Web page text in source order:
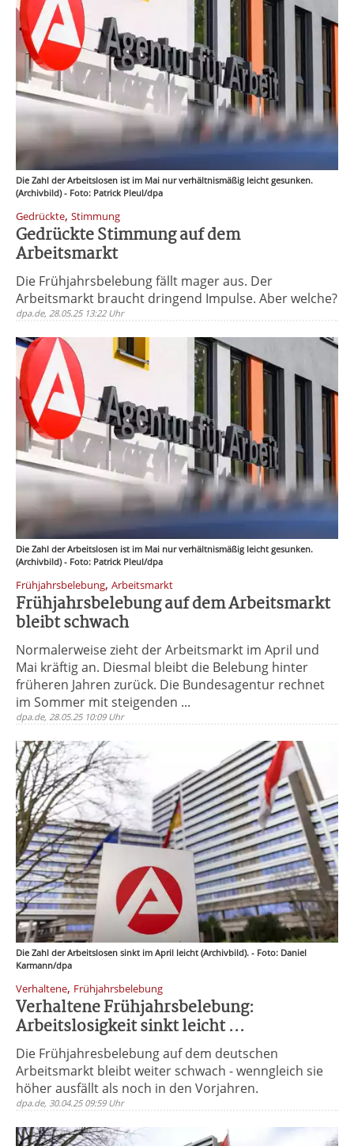
Die Zahl der Arbeitslosen ist im Mai nur verhältnismäßig leicht gesunken.
(Archivbild) - Foto: Patrick Pleul/dpa
Gedrückte, Stimmung
Gedrückte Stimmung auf dem
Arbeitsmarkt
Die Frühjahrsbelebung fällt mager aus. Der
Arbeitsmarkt braucht dringend Impulse. Aber welche?
dpa.de, 28.05.25 13:22 Uhr
Die Zahl der Arbeitslosen ist im Mai nur verhältnismäßig leicht gesunken.
(Archivbild) - Foto: Patrick Pleul/dpa
Frühjahrsbelebung, Arbeitsmarkt
Frühjahrsbelebung auf dem Arbeitsmarkt
bleibt schwach
Normalerweise zieht der Arbeitsmarkt im April und
Mai kräftig an. Diesmal bleibt die Belebung hinter
früheren Jahren zurück. Die Bundesagentur rechnet
im Sommer mit steigenden ...
dpa.de, 28.05.25 10:09 Uhr
Die Zahl der Arbeitslosen sinkt im April leicht (Archivbild). - Foto: Daniel
Karmann/dpa
Verhaltene, Frühjahrsbelebung
Verhaltene Frühjahrsbelebung:
Arbeitslosigkeit sinkt leicht ...
Die Frühjahresbelebung auf dem deutschen
Arbeitsmarkt bleibt weiter schwach - wenngleich sie
höher ausfällt als noch in den Vorjahren.
dpa.de, 30.04.25 09:59 Uhr